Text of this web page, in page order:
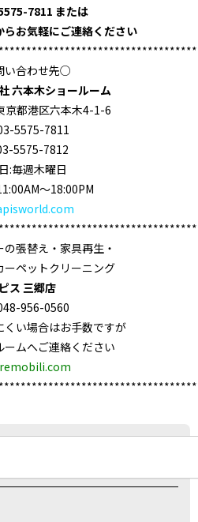
7811 または
らお気軽にご連絡ください
合わせ先○
六本木ショールーム
京都港区六本木4-1-6
5575-7811
5575-7812
:毎週木曜日
～18:00PM
張替え・家具再生・
ーペットクリーニング
ス 三郷店
956-0560
くい場合はお手数ですが
ームへご連絡ください